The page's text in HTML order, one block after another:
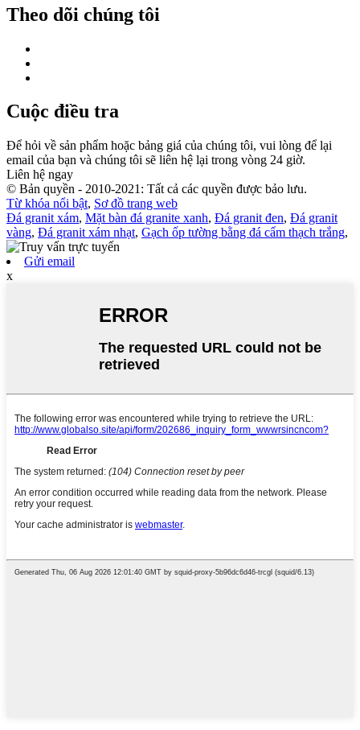
Theo dõi chúng tôi
Cuộc điều tra
Để hỏi về sản phẩm hoặc bảng giá của chúng tôi, vui lòng để lại
email của bạn và chúng tôi sẽ liên hệ lại trong vòng 24 giờ.
Liên hệ ngay
© Bản quyền - 2010-2021: Tất cả các quyền được bảo lưu.
Từ khóa nổi bật, Sơ đồ trang web
Đá granit xám, Mặt bàn đá granite xanh, Đá granit đen, Đá granit
vàng, Đá granit xám nhạt, Gạch ốp tường bằng đá cẩm thạch trắng,
Gửi email
x